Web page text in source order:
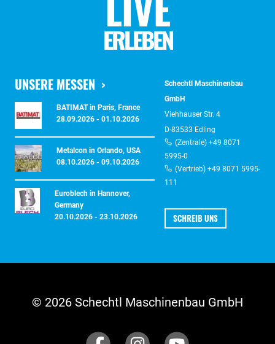
ERLEBEN
UNSERE MESSEN
BATIMAT in Paris, France
28.09.2026 - 01.10.2026
Metalcon in Orlando, USA
08.10.2026 - 09.10.2026
Euroblech in Hannover,
Germany
20.10.2026 - 23.10.2026
Schechtl Maschinenbau
GmbH
Viehhauser Str. 4
D-83533 Edling
(Zentrale) +49 8071
5995-0
(Vertrieb) +49 8071 5995-
111
SCHREIB UNS
© 2026 Schechtl Maschinenbau GmbH